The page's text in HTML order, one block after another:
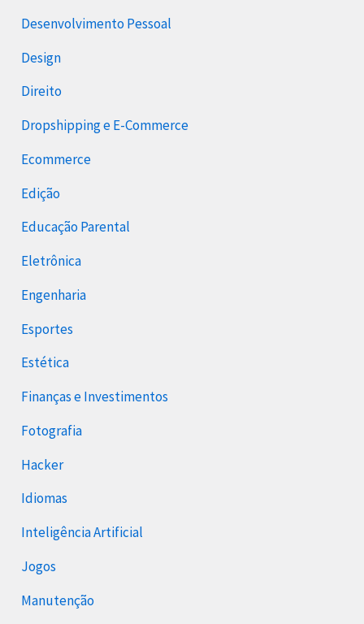
Desenvolvimento Pessoal
Design
Direito
Dropshipping e E-Commerce
Ecommerce
Edição
Educação Parental
Eletrônica
Engenharia
Esportes
Estética
Finanças e Investimentos
Fotografia
Hacker
Idiomas
Inteligência Artificial
Jogos
Manutenção